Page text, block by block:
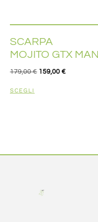
SCARPA
MOJITO GTX MAN
179,00€ 159,00 €
SCEGLI